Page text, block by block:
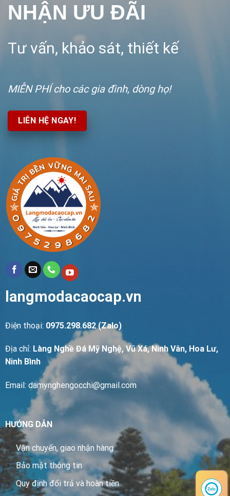
NHẬN ƯU ĐÃI
Tư vấn, khảo sát, thiết kế
MIỄN PHÍ cho các gia đình, dòng họ!
LIÊN HỆ NGAY!
langmodacaocap.vn
Điện thoại: 0975.298.682 (Zalo)
Địa chỉ: Làng Nghề Đá Mỹ Nghệ, Vũ Xá, Ninh Vân, Hoa Lư,
Ninh Bình
Email: damynghengocchi@gmail.com
HƯỚNG DẪN
Vận chuyển, giao nhận hàng
Bảo mật thông tin
Quy định đổi trả và hoàn tiền